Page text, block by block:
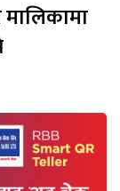
मालिकामा